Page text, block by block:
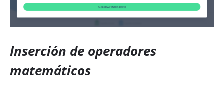
Inserción de operadores
matemáticos